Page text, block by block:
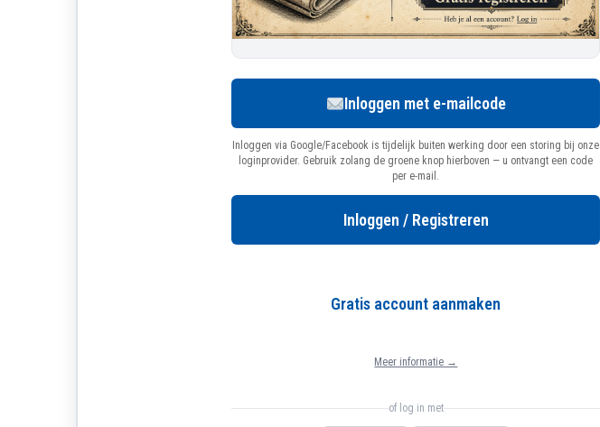
Inloggen met e-mailcode
Inloggen via Google/Facebook is tijdelijk buiten werking door een storing bij onze
loginprovider. Gebruik zolang de groene knop hierboven — u ontvangt een code
per e-mail.
Inloggen / Registreren
Gratis account aanmaken
Meer informatie →
of log in met